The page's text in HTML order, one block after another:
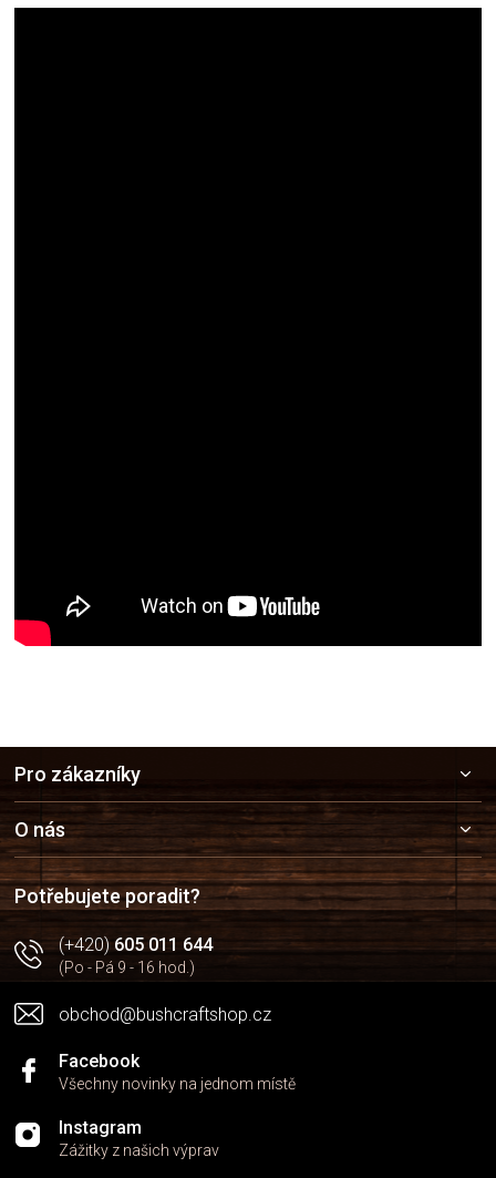
a
t
í
Pro zákazníky
O nás
Potřebujete poradit?
(+420)605 011 644
(Po - Pá 9 - 16 hod.)
obchod@bushcraftshop.cz
Facebook
Všechny novinky na jednom místě
Instagram
Zážitky z našich výprav